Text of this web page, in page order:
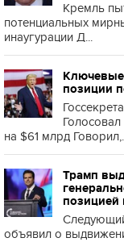
Кремль
потенциальных
инаугурации Д...
Ключевые
позиции
на $61 млрд
Трамп
позицией
объявил о